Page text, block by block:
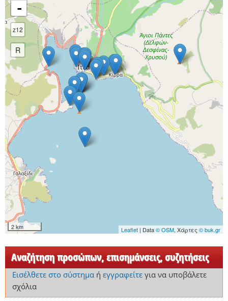
-
z12
R
2 km Leaflet | Data© OSM, Χάρτες © buk.gr
Αναζήτηση προσώπων, επισημάνσεις, συζητήσεις
Εισέλθετε στο σύστημαή εγγραφείτεγια να υποβάλετε
σχόλια